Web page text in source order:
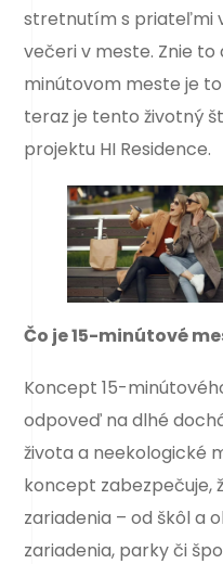
stretnutím s priateľmi
večeri v meste. Znie to
minútovom meste je
teraz je tento životný
projektu HI Residence.
Čo je 15-minútové
Koncept 15-
odpoveď na dlhé
života a neekologické
koncept zabezpečuje,
zariadenia – od škôl a
zariadenia, parky či